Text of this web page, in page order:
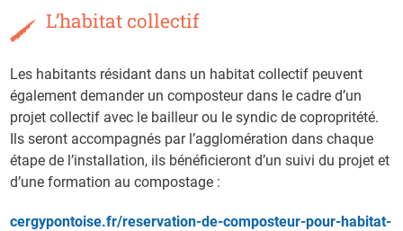
L’habitat collectif
Les habitants résidant dans un habitat collectif peuvent
également demander un composteur dans le cadre d’un
projet collectif avec le bailleur ou le syndic de copropritété.
Ils seront accompagnés par l’agglomération dans chaque
étape de l’installation, ils bénéficieront d’un suivi du projet et
d’une formation au compostage :
cergypontoise.fr/reservation-de-composteur-pour-habitat-